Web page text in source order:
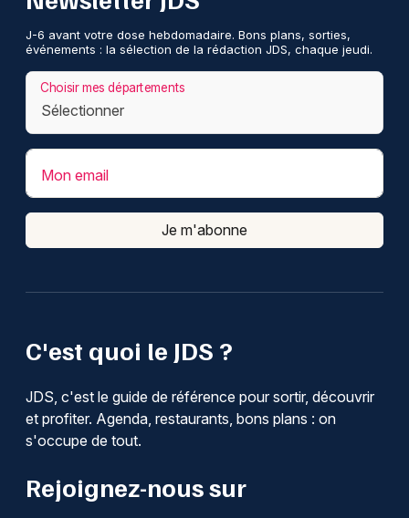
C'est quoi le JDS ?
JDS, c'est le guide de référence pour sortir, découvrir
et profiter. Agenda, restaurants, bons plans : on
s'occupe de tout.
Rejoignez-nous sur
J-6 avant votre dose hebdomadaire. Bons plans, sorties,
événements : la sélection de la rédaction JDS, chaque jeudi.
Choisir mes départements
Mon email
Je m'abonne